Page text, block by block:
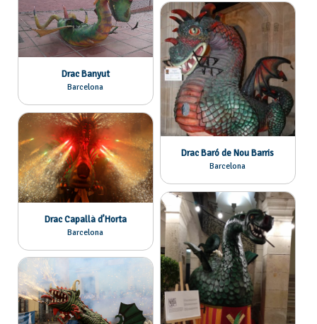
Drac Banyut
Barcelona
Drac Baró de Nou Barris
Barcelona
Drac Capallà d’Horta
Barcelona